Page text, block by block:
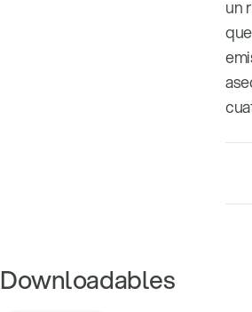
un
Downloadables